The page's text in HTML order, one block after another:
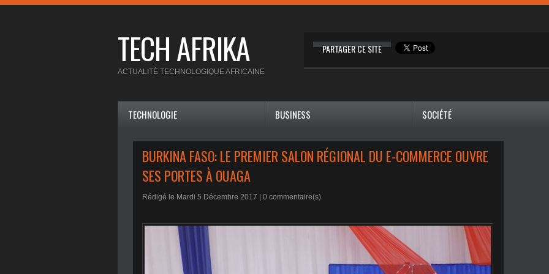
TECH AFRIKA PARTAGER CE SITE
ACTUALITÉ TECHNOLOGIQUE AFRICAINE
TECHNOLOGIE BUSINESS SOCIÉTÉ
BURKINA FASO: LE PREMIER SALON RÉGIONAL DU E-COMMERCE OUVRE
SES PORTES À OUAGA
Rédigé le Mardi 5 Décembre 2017 | 0 commentaire(s)